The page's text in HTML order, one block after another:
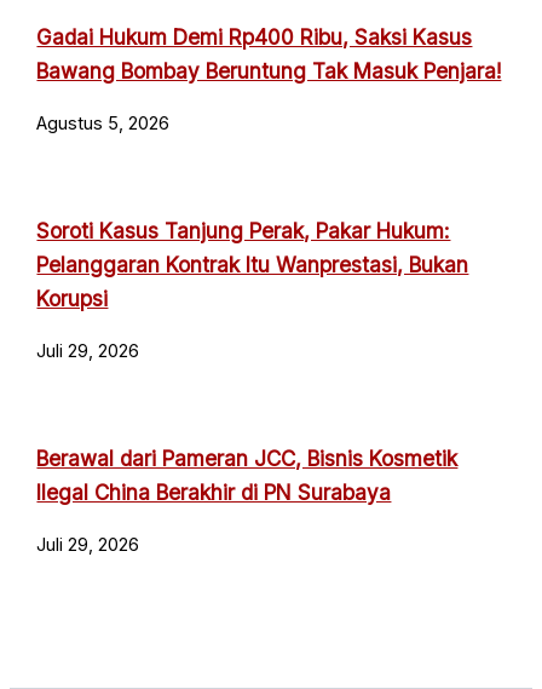
Gadai Hukum Demi Rp400 Ribu, Saksi Kasus
Bawang Bombay Beruntung Tak Masuk Penjara!
Agustus 5, 2026
Soroti Kasus Tanjung Perak, Pakar Hukum:
Pelanggaran Kontrak Itu Wanprestasi, Bukan
Korupsi
Juli 29, 2026
Berawal dari Pameran JCC, Bisnis Kosmetik
Ilegal China Berakhir di PN Surabaya
Juli 29, 2026